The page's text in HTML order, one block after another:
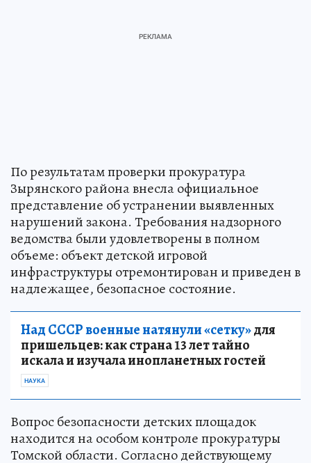
По результатам проверки прокуратура
Зырянского района внесла официальное
представление об устранении выявленных
нарушений закона. Требования надзорного
ведомства были удовлетворены в полном
объеме: объект детской игровой
инфраструктуры отремонтирован и приведен в
надлежащее, безопасное состояние.
Над СССР военные натянули «сетку»для
пришельцев: как страна 13 лет тайно
искала и изучала инопланетных гостей
НАУКА
Вопрос безопасности детских площадок
находится на особом контроле прокуратуры
Томской области. Согласно действующему